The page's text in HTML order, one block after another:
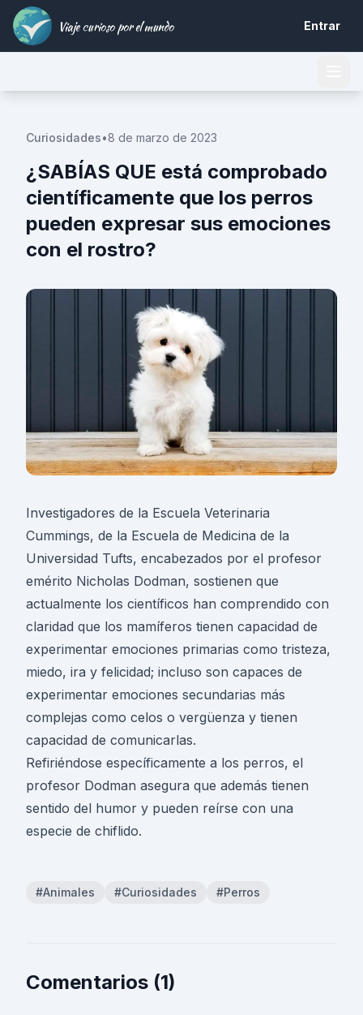
Viaje curioso por el mundo Entrar
Curiosidades•8 de marzo de 2023
¿SABÍAS QUE está comprobado
científicamente que los perros
pueden expresar sus emociones
con el rostro?
Investigadores de la Escuela Veterinaria
Cummings, de la Escuela de Medicina de la
Universidad Tufts, encabezados por el profesor
emérito Nicholas Dodman, sostienen que
actualmente los científicos han comprendido con
claridad que los mamíferos tienen capacidad de
experimentar emociones primarias como tristeza,
miedo, ira y felicidad; incluso son capaces de
experimentar emociones secundarias más
complejas como celos o vergüenza y tienen
capacidad de comunicarlas.
Refiriéndose específicamente a los perros, el
profesor Dodman asegura que además tienen
sentido del humor y pueden reírse con una
especie de chiflido.
#Animales #Curiosidades #Perros
Comentarios (1)